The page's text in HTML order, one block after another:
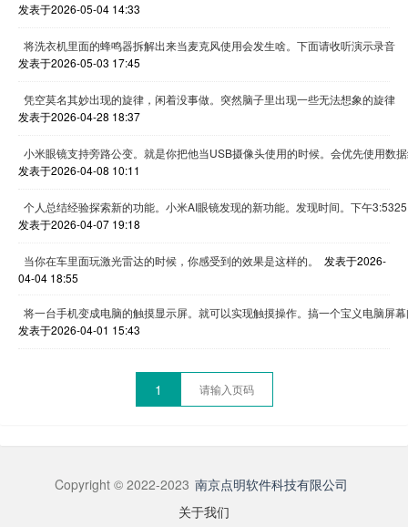
发表于2026-05-04 14:33
将洗衣机里面的蜂鸣器拆解出来当麦克风使用会发生啥。下面请收听演示录音
发表于2026-05-03 17:45
凭空莫名其妙出现的旋律，闲着没事做。突然脑子里出现一些无法想象的旋律
发表于2026-04-28 18:37
小米眼镜支持旁路公变。就是你把他当USB摄像头使用的时候。会优先使用数
发表于2026-04-08 10:11
个人总结经验探索新的功能。小米AI眼镜发现的新功能。发现时间。下午
发表于2026-04-07 19:18
当你在车里面玩激光雷达的时候，你感受到的效果是这样的。
发表于2026-
04-04 18:55
将一台手机变成电脑的触摸显示屏。就可以实现触摸操作。搞一个宝义电脑屏
发表于2026-04-01 15:43
1
Copyright © 2022-2023 南京点明软件科技有限公司
关于我们